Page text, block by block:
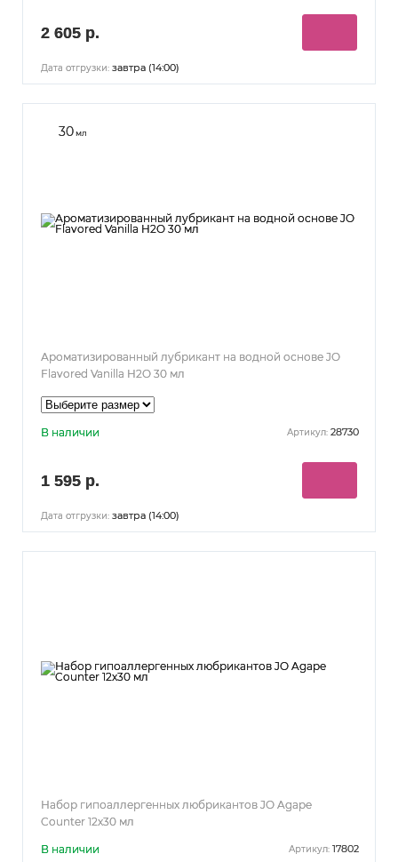
2 605 р.
Дата отгрузки: завтра (14:00)
30мл
Ароматизированный лубрикант на водной основе JO
Flavored Vanilla H2O 30 мл
В наличии Артикул: 28730
1 595 р.
Дата отгрузки: завтра (14:00)
Набор гипоаллергенных любрикантов JO Agape
Counter 12х30 мл
В наличии Артикул: 17802